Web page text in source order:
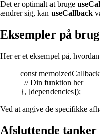
Det er optimalt at bruge
ændrer sig, kan useCallback
Eksempler på
Her er et eksempel på,
const
// Din funktion her
}, [dependencies]);
Ved at angive de specifikke
Afsluttende tanker